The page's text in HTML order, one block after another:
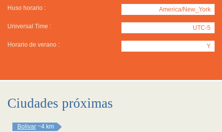
Huso horario : America/New_York
Universal Time : UTC-5
Horario de verano : Y
Ciudades próximas
Bolivar ~4 km